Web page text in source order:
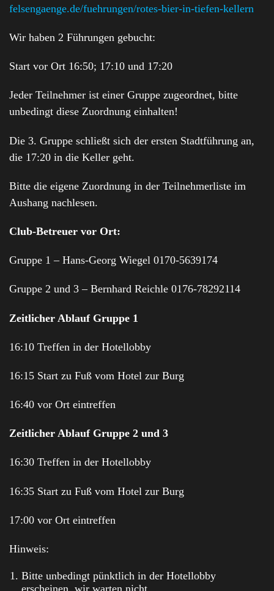
felsengaenge.de/fuehrungen/rotes-bier-in-tiefen-kellern
Wir haben 2 Führungen gebucht:
Start vor Ort 16:50; 17:10 und 17:20
Jeder Teilnehmer ist einer Gruppe zugeordnet, bitte
unbedingt diese Zuordnung einhalten!
Die 3. Gruppe schließt sich der ersten Stadtführung an,
die 17:20 in die Keller geht.
Bitte die eigene Zuordnung in der Teilnehmerliste im
Aushang nachlesen.
Club-Betreuer vor Ort:
Gruppe 1 – Hans-Georg Wiegel 0170-5639174
Gruppe 2 und 3 – Bernhard Reichle 0176-78292114
Zeitlicher Ablauf Gruppe 1
16:10 Treffen in der Hotellobby
16:15 Start zu Fuß vom Hotel zur Burg
16:40 vor Ort eintreffen
Zeitlicher Ablauf Gruppe 2 und 3
16:30 Treffen in der Hotellobby
16:35 Start zu Fuß vom Hotel zur Burg
17:00 vor Ort eintreffen
Hinweis:
Bitte unbedingt pünktlich in der Hotellobby